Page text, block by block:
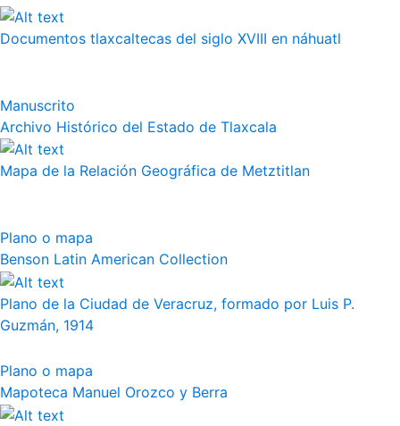
Documentos tlaxcaltecas del siglo XVIII en náhuatl
Manuscrito
Archivo Histórico del Estado de Tlaxcala
Mapa de la Relación Geográfica de Metztitlan
Plano o mapa
Benson Latin American Collection
Plano de la Ciudad de Veracruz, formado por Luis P.
Guzmán, 1914
Plano o mapa
Mapoteca Manuel Orozco y Berra